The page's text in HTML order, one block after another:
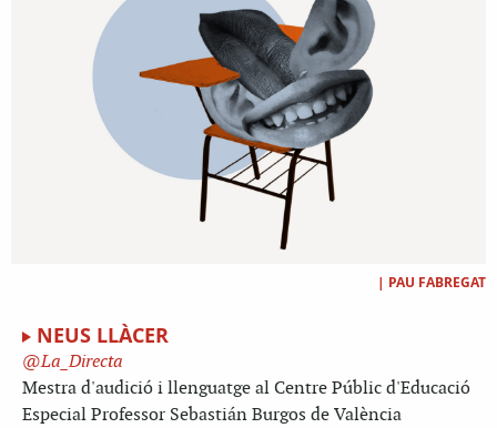
| PAU FABREGAT
NEUS LLÀCER
La_Directa
Mestra d'audició i llenguatge al Centre Públic d'Educació
Especial Professor Sebastián Burgos de València